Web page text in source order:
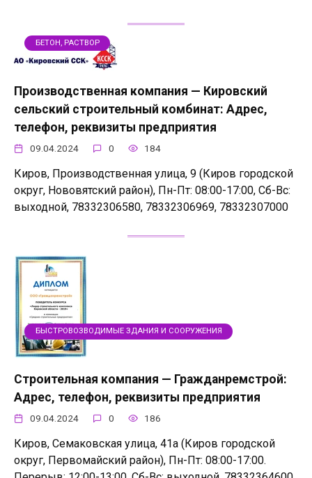
БЕТОН, РАСТВОР
Производственная компания — Кировский
сельский строительный комбинат: Адрес,
телефон, реквизиты предприятия
09.04.2024 0 184
Киров, Производственная улица, 9 (Киров городской
округ, Нововятский район), Пн-Пт: 08:00-17:00, Сб-Вс:
выходной, 78332306580, 78332306969, 78332307000
БЫСТРОВОЗВОДИМЫЕ ЗДАНИЯ И СООРУЖЕНИЯ
Строительная компания — Гражданремстрой:
Адрес, телефон, реквизиты предприятия
09.04.2024 0 186
Киров, Семаковская улица, 41а (Киров городской
округ, Первомайский район), Пн-Пт: 08:00-17:00.